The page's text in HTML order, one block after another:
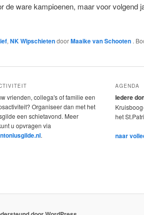
de ware kampioenen, maar voor volgend
, NK WipschietendoorMaaike van Schooten .
vrienden, collega's of familie een
Organiseer dan met het
een schietavond. Meer
u opvragen via
.
AGENDA
Iedere
het
naar